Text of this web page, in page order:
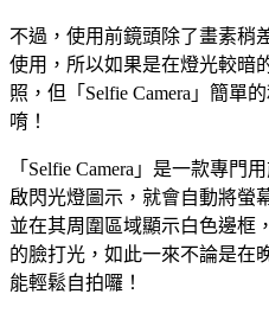
不過，使用前鏡頭除了畫素稍
使用，所以如果是在燈光較暗
照，但「Selfie Camera」簡單
唷！
「Selfie Camera」是一款專門
啟閃光燈圖示，就會自動將螢
並在其周圍區域顯示白色邊框
的臉打光，如此一來不論是在
能輕鬆自拍囉！